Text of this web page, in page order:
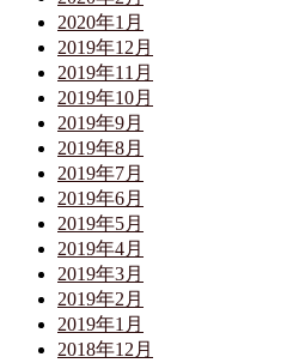
2020年1月
2019年12月
2019年11月
2019年10月
2019年9月
2019年8月
2019年7月
2019年6月
2019年5月
2019年4月
2019年3月
2019年2月
2019年1月
2018年12月